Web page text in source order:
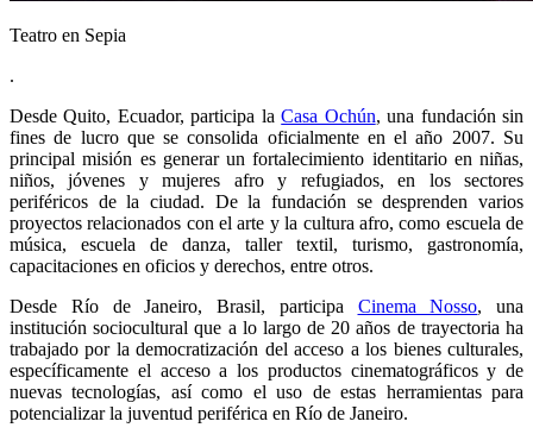
Teatro en Sepia
.
Desde Quito, Ecuador, participa laCasa Ochún, una fundación sin
fines de lucro que se consolida oficialmente en el año 2007. Su
principal misión es generar un fortalecimiento identitario en niñas,
niños, jóvenes y mujeres afro y refugiados, en los sectores
periféricos de la ciudad. De la fundación se desprenden varios
proyectos relacionados con el arte y la cultura afro, como escuela de
música, escuela de danza, taller textil, turismo, gastronomía,
capacitaciones en oficios y derechos, entre otros.
Desde Río de Janeiro, Brasil, participa Cinema Nosso, una
institución sociocultural que a lo largo de 20 años de trayectoria ha
trabajado por la democratización del acceso a los bienes culturales,
específicamente el acceso a los productos cinematográficos y de
nuevas tecnologías, así como el uso de estas herramientas para
potencializar la juventud periférica en Río de Janeiro.